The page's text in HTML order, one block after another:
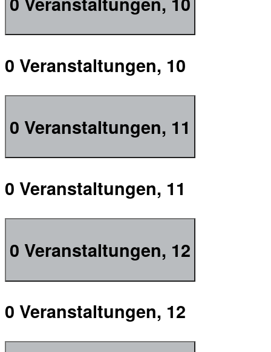
0 Veranstaltungen, 10
0 Veranstaltungen, 11
0 Veranstaltungen, 11
0 Veranstaltungen, 12
0 Veranstaltungen, 12